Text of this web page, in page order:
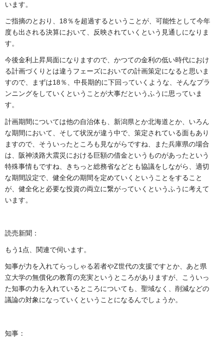
います。
ご指摘のとおり、18％を超過するということが、可能性として今年
度も出される決算において、反映されていくという見通しになりま
す。
今後金利上昇局面になりますので、かつての金利の低い時代におけ
る計画づくりとは違うフェーズにおいての計画策定になると思いま
すので、まずは18％、中長期的に下回っていくような、そんなプラ
ンニングをしていくということが大事だというふうに思っていま
す。
計画期間については他の自治体も、新潟県とか北海道とか、いろん
な期間において、そして状況が違う中で、策定されている面もあり
ますので、そういったところも見ながらですね、また兵庫県の場合
は、阪神淡路大震災における巨額の借金というものがあったという
特殊事情もですね、きちっと総務省などとも協議をしながら、適切
な期間設定で、健全化の期間を定めていくということをすること
が、健全化と必要な投資の両立に繋がっていくというふうに考えて
います。
読売新聞：
もう1点、関連で伺います。
知事が力を入れてらっしゃる若者やZ世代の支援ですとか、あと県
立大学の無償化の教育の充実というところがありますが、こういっ
た知事の力を入れているところについても、聖域なく、削減などの
議論の対象になっていくということになるんでしょうか。
知事：